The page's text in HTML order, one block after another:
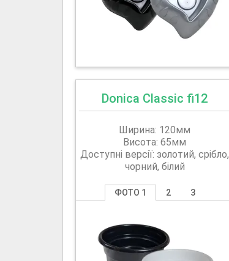
Donica Classic fi12
Ширина: 120мм
Висота: 65мм
Доступні версії: золотий, срібло,
чорний, білий
ФОТО 1 2 3